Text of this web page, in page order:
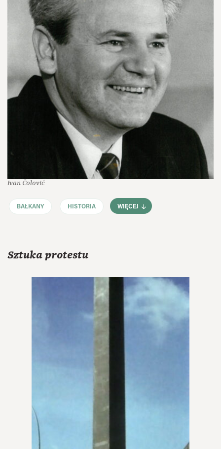
Ivan Čolović
BAŁKANY HISTORIA WIĘCEJ
Sztuka protestu